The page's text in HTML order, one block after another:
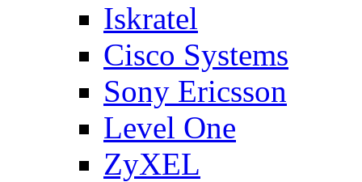
Iskratel
Cisco Systems
Sony Ericsson
Level One
ZyXEL